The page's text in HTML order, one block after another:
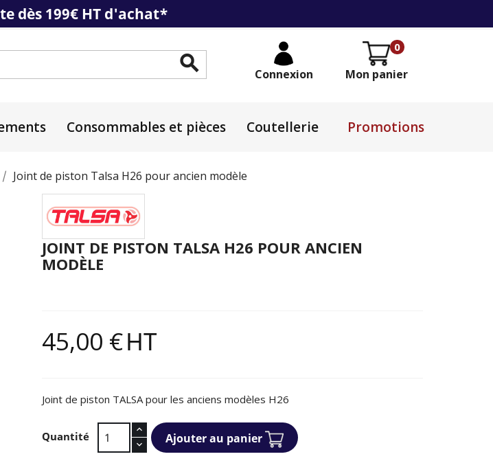
dès 199€ HT d'achat*
0
Mon panier
 Connexion
Consommables et pièces Coutellerie Promotions
Joint de piston Talsa H26 pour ancien modèle
JOINT DE PISTON TALSA H26 POUR ANCIEN
MODÈLE
45,00 €HT
Joint de piston TALSA pour les anciens modèles H26
Quantité Ajouter au panier